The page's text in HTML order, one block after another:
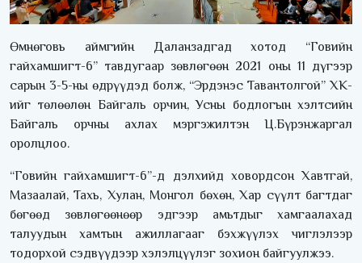
Өмнөговь аймгийн Даланзадгад хотод “Говийн
гайхамшигт-6” тавдугаар зөвлөгөөн 2021 оны 11 дүгээр
сарын 3-5-ны өдрүүдэд болж, “Эрдэнэс Тавантолгой” ХК-
ийг төлөөлөн Байгаль орчин, Усны бодлогын хэлтсийн
Байгаль орчны ахлах мэргэжилтэн Ц.Бүрэнжаргал
оролцлоо.
“Говийн гайхамшигт-6”-д дэлхийд ховордсон Хавтгай,
Мазаалай, Тахь, Хулан, Монгол бөхөн, Хар сүүлт багтдаг
бөгөөд зөвлөгөөнөөр эдгээр амьтдыг хамгаалахад
талуудын хамтын ажиллагааг бэхжүүлэх чиглэлээр
тодорхой сэдвүүдээр хэлэлцүүлэг зохион байгуулжээ.